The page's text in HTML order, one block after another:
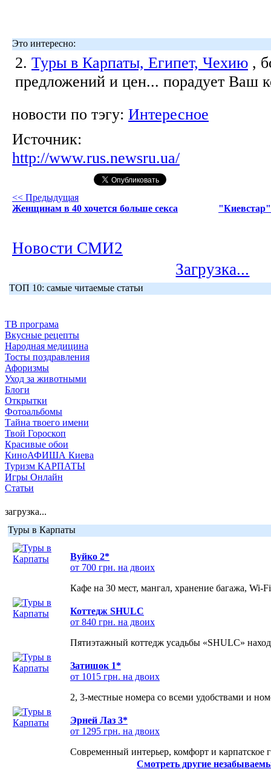
Это интересно:
2. Туры в Карпаты, Египет, Чехию ,
предложений и цен... порадует Ваш
новости по тэгу: Интересное
Источник:
http://www.rus.newsru.ua/
<< Предыдущая
Женщинам в 40 хочется больше секса
"Киевстар"
Новости СМИ2
Загрузка...
ТОП 10: самые читаемые статьи
ТВ програма
Вкусные рецепты
Народная медицина
Тосты поздравления
Афоризмы
Уход за животными
Блоги
Открытки
Фотоальбомы
Тайна твоего имени
Твой Гороскоп
Красивые обои
КиноАФИША Киева
Туризм КАРПАТЫ
Игры Онлайн
Статьи
загрузка...
Туры в Карпаты
Вуйко 2*
от 700 грн. на двоих
Кафе на 30 мест, мангал, хранение багажа, Wi-
Коттедж SHULC
от 840 грн. на двоих
Пятиэтажный коттедж усадьбы «SHULC»
Затишок 1*
от 1015 грн. на двоих
2, 3-местные номера со всеми удобствами и
Эрней Лаз 3*
от 1295 грн. на двоих
Современный интерьер, комфорт и карпатское
Смотреть другие